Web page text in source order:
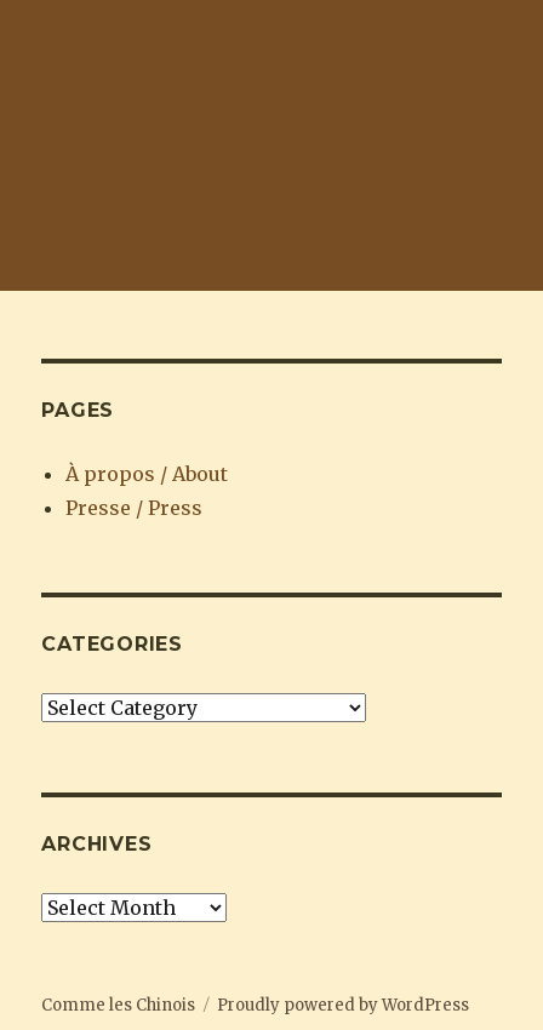
PAGES
À propos / About
Presse / Press
CATEGORIES
Categories
ARCHIVES
Archives
Comme les Chinois Proudly powered by WordPress